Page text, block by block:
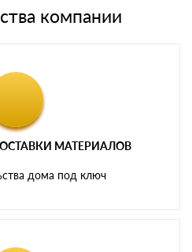
компании
МАТЕРИАЛОВ
дома под ключ